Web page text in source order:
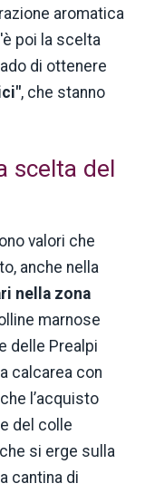
aromatica
poi la scelta
di ottenere
, che stanno
scelta del
valori che
anche nella
nella zona
marnose
delle Prealpi
calcarea con
l’acquisto
del colle
si erge sulla
cantina di